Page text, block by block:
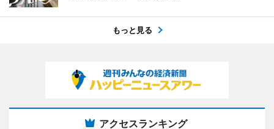
もっと見る
アクセスランキング